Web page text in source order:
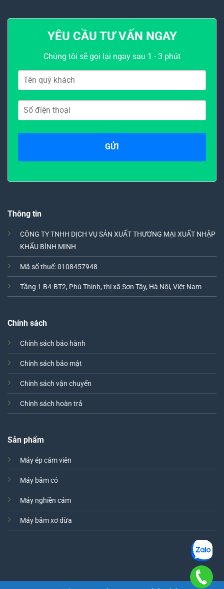
YÊU CẦU TƯ VẤN NGAY
Chúng tôi sẽ gọi lại ngay sau 1 - 3 phút
Thông tin
CÔNG TY TNHH DỊCH VỤ SẢN XUẤT THƯƠNG MẠI XUẤT NHẬP
KHẨU BÌNH MINH
Mã số thuế: 0108457948
Tầng 1 B4-BT2, Phú Thịnh, thị xã Sơn Tây, Hà Nội, Việt Nam
Chính sách
Chính sách bảo hành
Chính sách bảo mật
Chính sách vận chuyển
Chính sách hoàn trả
Sản phẩm
Máy ép cám viên
Máy băm cỏ
Máy nghiền cám
Máy băm xơ dừa